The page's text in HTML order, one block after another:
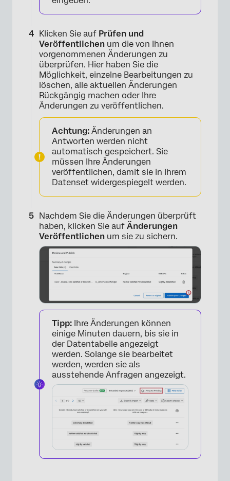
×
Klicken Sie auf Prüfen und
Veröffentlichen um die von Ihnen
vorgenommenen Änderungen zu
überprüfen. Hier haben Sie die
Möglichkeit, einzelne Bearbeitungen zu
löschen, alle aktuellen Änderungen
Rückgängig machen oder Ihre
Änderungen zu veröffentlichen.
Achtung: Änderungen an
Antworten werden nicht
automatisch gespeichert. Sie
müssen Ihre Änderungen
veröffentlichen, damit sie in Ihrem
Datenset widergespiegelt werden.
Nachdem Sie die Änderungen überprüft
haben, klicken Sie auf Änderungen
Veröffentlichen um sie zu sichern.
Tipp: Ihre Änderungen können
einige Minuten dauern, bis sie in
der Datentabelle angezeigt
werden. Solange sie bearbeitet
werden, werden sie als
ausstehende Anfragen angezeigt.